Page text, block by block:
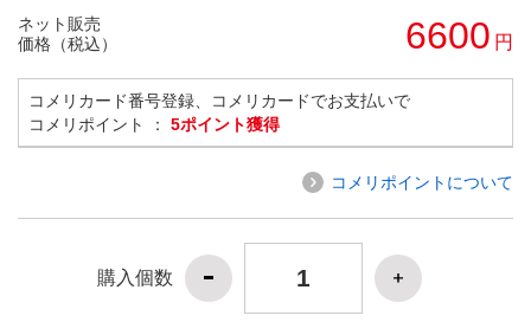
ネット販売
価格（税込）
6600 円
コメリカード番号登録、コメリカードでお支払いで
コメリポイント ： 5ポイント獲得
コメリポイントについて
購入個数